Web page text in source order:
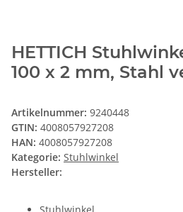
HETTICH
100 x 2 mm, Stahl
Artikelnummer: 9240448
GTIN: 4008057927208
HAN: 4008057927208
Kategorie: Stuhlwinkel
Hersteller: